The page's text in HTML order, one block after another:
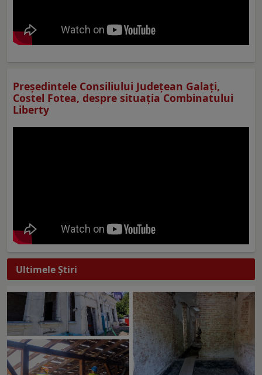
Preşedintele Consiliului Judeţean Galaţi,
Costel Fotea, despre situaţia Combinatului
Liberty
Ultimele Ştiri